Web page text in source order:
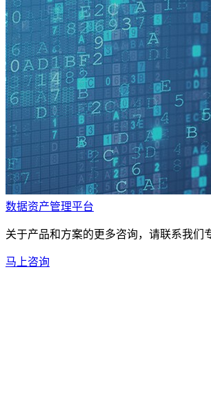
数据资产管理平台
关于产品和方案的更多咨询，请联系我们
马上咨询